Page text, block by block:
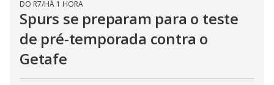
DO R7/HÁ 1 HORA
Spurs se preparam para o teste
de pré-temporada contra o
Getafe